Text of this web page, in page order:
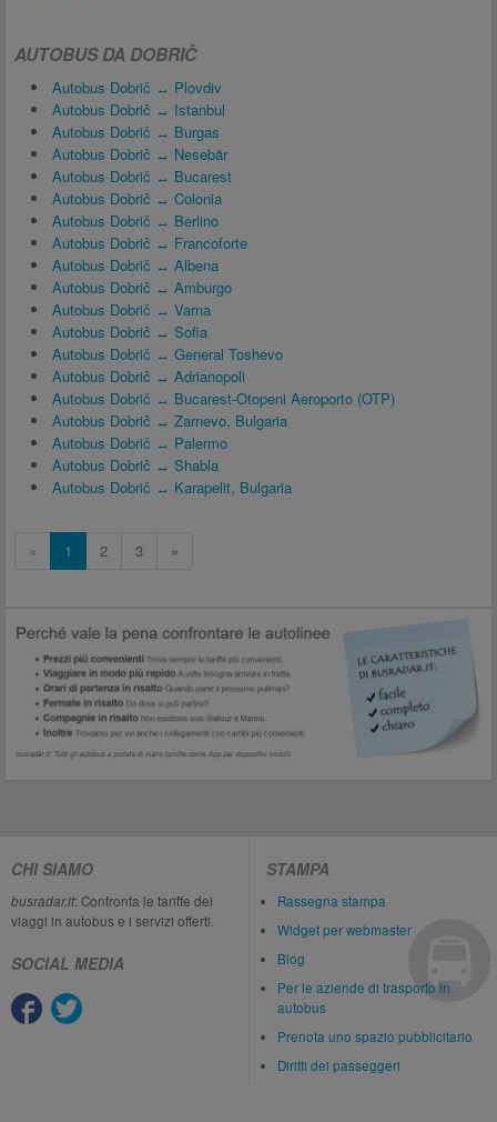
AUTOBUS DA DOBRIČ
Autobus Dobrič ↔ Plovdiv
Autobus Dobrič ↔ Istanbul
Autobus Dobrič ↔ Burgas
Autobus Dobrič ↔ Nesebăr
Autobus Dobrič ↔ Bucarest
Autobus Dobrič ↔ Colonia
Autobus Dobrič ↔ Berlino
Autobus Dobrič ↔ Francoforte
Autobus Dobrič ↔ Albena
Autobus Dobrič ↔ Amburgo
Autobus Dobrič ↔ Varna
Autobus Dobrič ↔ Sofia
Autobus Dobrič ↔ General Toshevo
Autobus Dobrič ↔ Adrianopoli
Autobus Dobrič ↔ Bucarest-Otopeni Aeroporto (OTP)
Autobus Dobrič ↔ Zarnevo, Bulgaria
Autobus Dobrič ↔ Palermo
Autobus Dobrič ↔ Shabla
Autobus Dobrič ↔ Karapelit, Bulgaria
« 1 2 3 »
CHI SIAMO
busradar.it: Confronta le tariffe dei
viaggi in autobus e i servizi offerti.
SOCIAL MEDIA
STAMPA
Rassegna stampa
Widget per webmaster
Blog
Per le aziende di trasporto in
autobus
Prenota uno spazio pubblicitario
Diritti dei passeggeri